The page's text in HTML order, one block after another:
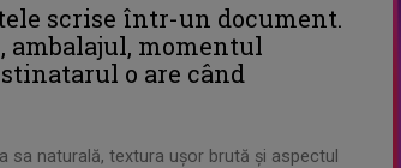
scrise într-un document.
ambalajul, momentul
o are când
naturală, textura ușor brută și aspectul